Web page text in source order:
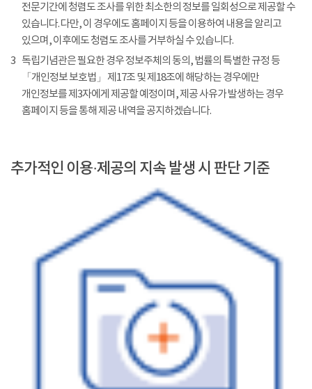
전문기간에 청렴도 조사를 위한 최소한의 정보를 일회성으로 제공할 수
있습니다. 다만, 이 경우에도 홈페이지 등을 이용하여 내용을 알리고
있으며, 이후에도 청렴도 조사를 거부하실 수 있습니다.
3 독립기념관은 필요한 경우 정보주체의 동의, 법률의 특별한 규정 등
「개인정보 보호법」 제17조 및 제18조에 해당하는 경우에만
개인정보를 제3자에게 제공할 예정이며, 제공 사유가 발생하는 경우
홈페이지 등을 통해 제공 내역을 공지하겠습니다.
추가적인 이용·제공의 지속 발생 시 판단 기준